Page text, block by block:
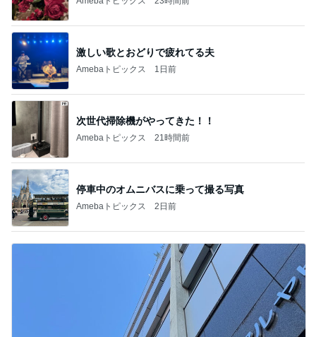
激しい歌とおどりで疲れてる夫
Amebaトピックス 1日前
次世代掃除機がやってきた！！
Amebaトピックス 21時間前
停車中のオムニバスに乗って撮る写真
Amebaトピックス 2日前